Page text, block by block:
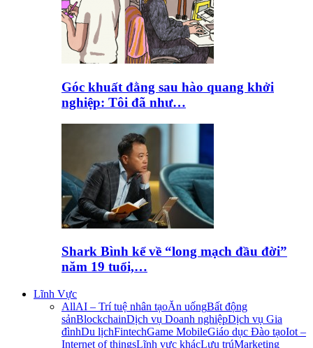
Góc khuất đằng sau hào quang khởi
nghiệp: Tôi đã như…
Shark Bình kể về “long mạch đầu đời”
năm 19 tuổi,…
Lĩnh Vực
AllAI – Trí tuệ nhân tạoĂn uốngBất động
sảnBlockchainDịch vụ Doanh nghiệpDịch vụ Gia
đìnhDu lịchFintechGame MobileGiáo dục Đào tạoIot –
Internet of thingsLĩnh vực khácLưu trúMarketing